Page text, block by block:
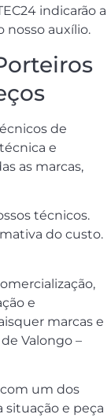
indicarão a
nosso auxílio.
de
e
as marcas,
técnicos.
do custo.
e
marcas e
Valongo –
um dos
situação e peça